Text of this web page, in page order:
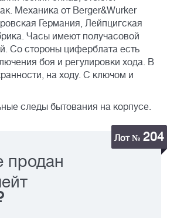
Механика от Berger&Wurker
Германия, Лейпцигская
Часы имеют получасовой
Со стороны циферблата есть
боя и регулировки хода. В
на ходу. С ключом и
следы бытования на корпусе.
Лот № 204
продан